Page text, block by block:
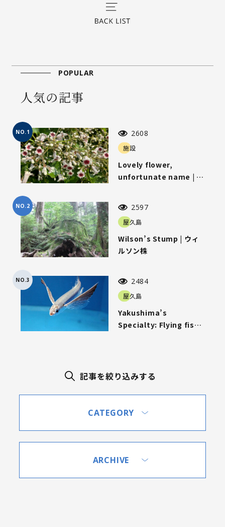
記事を絞り込みする
CATEGORY
ARCHIVE
POPULAR
人気の記事
NO.1
施設
Lovely flower,
unfortunate name | 可
2608
NO.2
屋久島
Wilson’s Stump | ウィ
ルソン株
2597
NO.3
屋久島
Yakushima’s
Specialty: Flying fish |
2484